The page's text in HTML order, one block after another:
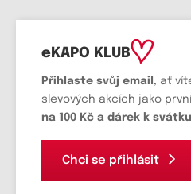
eKAPO KLUB
Přihlaste svůj email , ať
slevových akcích jako
na 100 Kč a dárek k
Chci se přihlásit